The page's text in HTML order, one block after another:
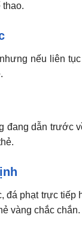
thao.
nếu liên
dẫn trước
phạt trực
vàng chắc chắn.